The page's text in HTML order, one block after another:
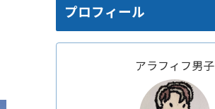
プロフィール
アラフィフ男子